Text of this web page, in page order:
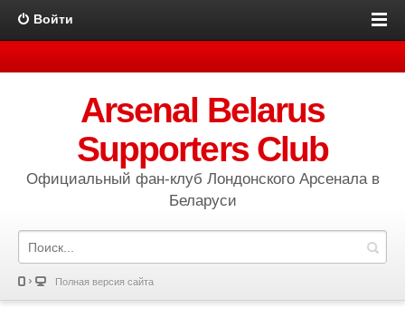
Войти
Arsenal Belarus
Supporters Club
Официальный фан-клуб Лондонского Арсенала в
Беларуси
Полная версия сайта